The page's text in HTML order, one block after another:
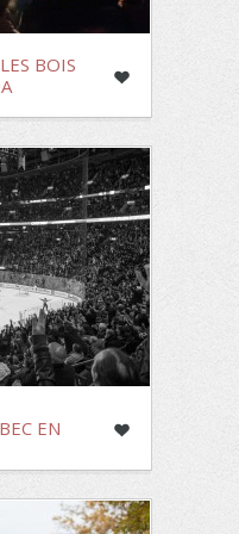
BOIS
EN